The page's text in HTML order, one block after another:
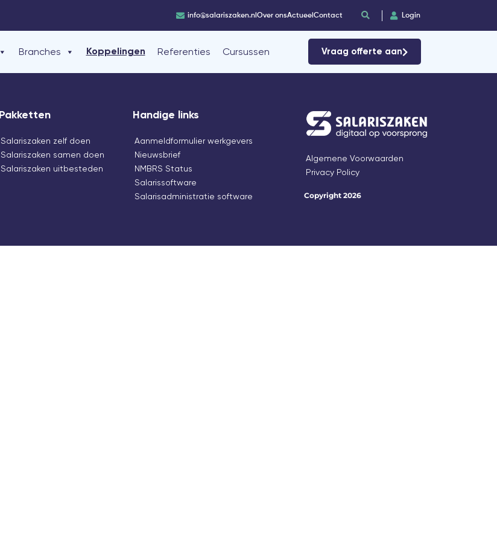
info@salariszaken.nlOver onsActueelContact Login
Branches Koppelingen Referenties Cursussen Vraag offerte aan
Pakketten
Salariszaken zelf doen
Salariszaken samen doen
Salariszaken uitbesteden
Handige links
Aanmeldformulier werkgevers
Nieuwsbrief
NMBRS Status
Salarissoftware
Salarisadministratie software
Algemene Voorwaarden
Privacy Policy
Copyright 2026